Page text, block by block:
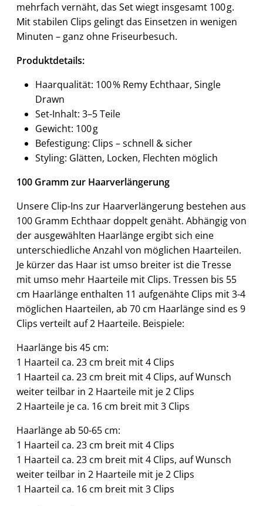
mehrfach vernäht, das Set wiegt insgesamt 100 g.
Mit stabilen Clips gelingt das Einsetzen in wenigen
Minuten – ganz ohne Friseurbesuch.
Produktdetails:
Haarqualität: 100 % Remy Echthaar, Single
Drawn
Set-Inhalt: 3–5 Teile
Gewicht: 100 g
Befestigung: Clips – schnell & sicher
Styling: Glätten, Locken, Flechten möglich
100 Gramm zur Haarverlängerung
Unsere Clip-Ins zur Haarverlängerung bestehen aus
100 Gramm Echthaar doppelt genäht. Abhängig von
der ausgewählten Haarlänge ergibt sich eine
unterschiedliche Anzahl von möglichen Haarteilen.
Je kürzer das Haar ist umso breiter ist die Tresse
mit umso mehr Haarteile mit Clips. Tressen bis 55
cm Haarlänge enthalten 11 aufgenähte Clips mit 3-4
möglichen Haarteilen, ab 70 cm Haarlänge sind es 9
Clips verteilt auf 2 Haarteile. Beispiele:
Haarlänge bis 45 cm:
1 Haarteil ca. 23 cm breit mit 4 Clips
1 Haarteil ca. 23 cm breit mit 4 Clips, auf Wunsch
weiter teilbar in 2 Haarteile mit je 2 Clips
2 Haarteile je ca. 16 cm breit mit 3 Clips
Haarlänge ab 50-65 cm:
1 Haarteil ca. 23 cm breit mit 4 Clips
1 Haarteil ca. 23 cm breit mit 4 Clips, auf Wunsch
weiter teilbar in 2 Haarteile mit je 2 Clips
1 Haarteil ca. 16 cm breit mit 3 Clips